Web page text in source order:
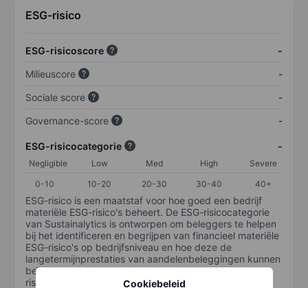
Cookiebeleid
ESG-risico
ESG-risicoscore
-
Milieuscore
-
Sociale score
-
Governance-score
-
ESG-risicocategorie -
Negligible Low Med High
Severe
0-10
10-20 20-30 30-40 40+
ESG-risico is een maatstaf voor hoe goed een bedrijf
materiële ESG-risico's beheert. De ESG-risicocategorie
van Sustainalytics is ontworpen om beleggers te helpen
bij het identificeren en begrijpen van financieel materiële
ESG-risico's op bedrijfsniveau en hoe deze de
langetermijnprestaties van aandelenbeleggingen kunnen
beïnvloeden. De schaal loopt van 0-100. Hoe lager het
risico, hoe beter (0 staat voor geen risico en 100 voor